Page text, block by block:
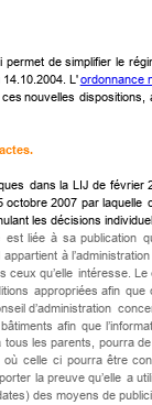
permet de simplifier le
L'ordonnance
ces nouvelles dispositions,
dans la LIJ de février
octobre 2007 par laquelle
les décisions
est liée à sa publication
appartient à l’administration
ceux qu’elle intéresse. Le
appropriées afin que
d’administration
bâtiments afin que
tous les parents, pourra de
où celle ci pourra être
la preuve qu’elle a
des moyens de